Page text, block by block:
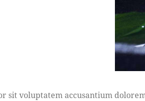
sit voluptatem accusantium